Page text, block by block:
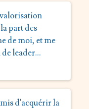
part des
de moi, et me
de leader…
d'acquérir la